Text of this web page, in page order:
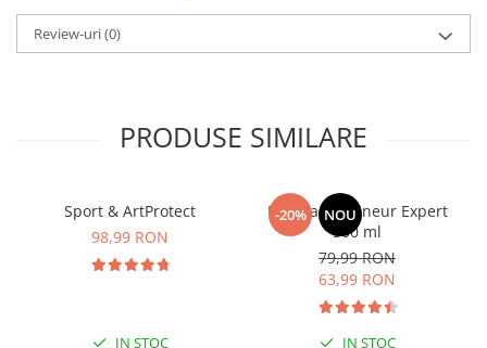
Review-uri(0)
PRODUSE SIMILARE
Sport & ArtProtect
98,99 RON
IN STOC
-20% NOU
Manhaē Draineur Expert
500 ml
79,99 RON
63,99 RON
IN STOC